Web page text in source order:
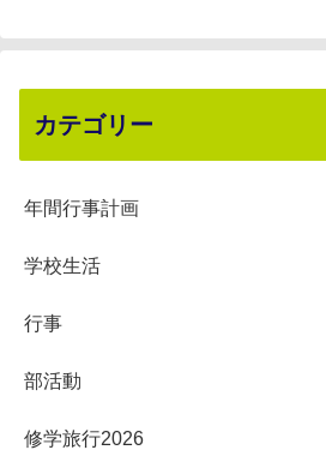
カテゴリー
年間行事計画
学校生活
行事
部活動
修学旅行2026